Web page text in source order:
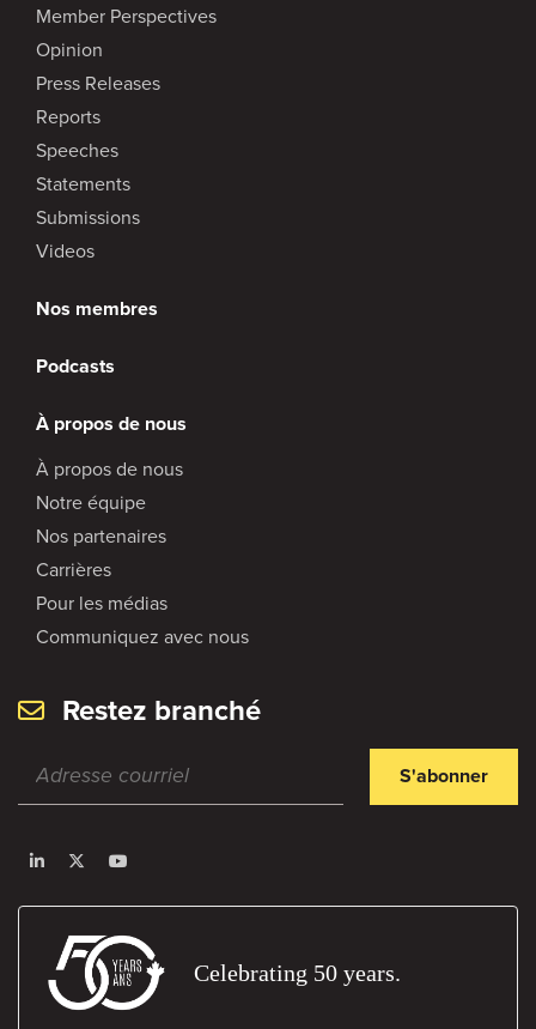
Member Perspectives
Opinion
Press Releases
Reports
Speeches
Statements
Submissions
Videos
Nos membres
Podcasts
À propos de nous
À propos de nous
Notre équipe
Nos partenaires
Carrières
Pour les médias
Communiquez avec nous
Restez branché
S'abonner
Celebrating 50 years.